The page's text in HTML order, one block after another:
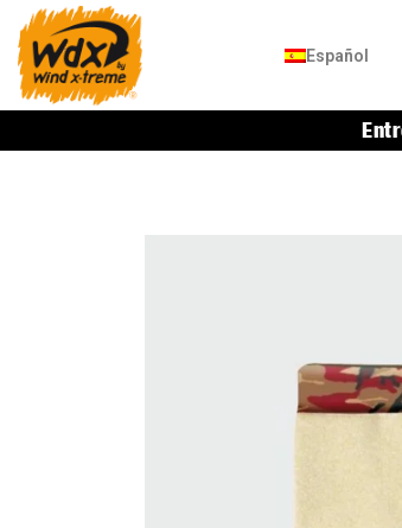
Español